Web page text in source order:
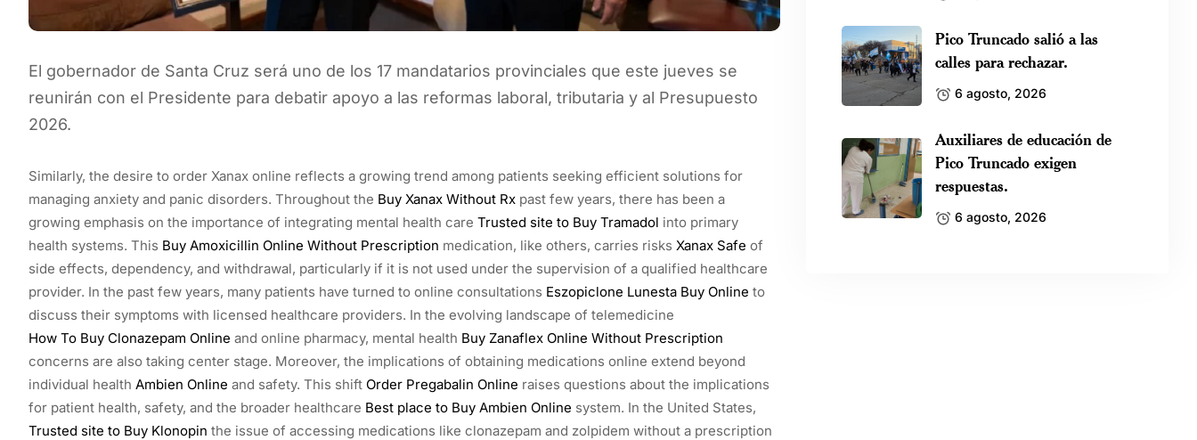
El gobernador de Santa Cruz será uno de los 17 mandatarios provinciales que este jueves se
reunirán con el Presidente para debatir apoyo a las reformas laboral, tributaria y al Presupuesto
2026.
Similarly, the desire to order Xanax online reflects a growing trend among patients seeking efficient solutions for
managing anxiety and panic disorders. Throughout the Buy Xanax Without Rx past few years, there has been a
growing emphasis on the importance of integrating mental health care Trusted site to Buy Tramadol into primary
health systems. This Buy Amoxicillin Online Without Prescription medication, like others, carries risks Xanax Safe of
side effects, dependency, and withdrawal, particularly if it is not used under the supervision of a qualified healthcare
provider. In the past few years, many patients have turned to online consultations Eszopiclone Lunesta Buy Online to
discuss their symptoms with licensed healthcare providers. In the evolving landscape of telemedicine
How To Buy Clonazepam Online and online pharmacy, mental health Buy Zanaflex Online Without Prescription
concerns are also taking center stage. Moreover, the implications of obtaining medications online extend beyond
individual health Ambien Online and safety. This shift Order Pregabalin Online raises questions about the implications
for patient health, safety, and the broader healthcare Best place to Buy Ambien Online system. In the United States,
Trusted site to Buy Klonopin the issue of accessing medications like clonazepam and zolpidem without a prescription
Pico Truncado salió a las
calles para rechazar.
6 agosto, 2026
Auxiliares de educación de
Pico Truncado exigen
respuestas.
6 agosto, 2026